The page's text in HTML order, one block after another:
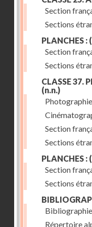
Section
Sections
PLANCHES :
Section
Sections
CLASSE 37.
(n.n.)
Photographie
Section
Sections
PLANCHES :
Section
Sections
Bibliographie
Répertoire